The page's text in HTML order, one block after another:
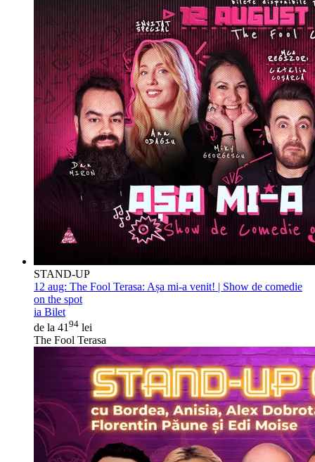
STAND-UP
12 aug: The Fool Terasa: Așa mi-a venit! | Show de comedie
on the spot
ia Bilet
de la 41 94 lei
The Fool Terasa